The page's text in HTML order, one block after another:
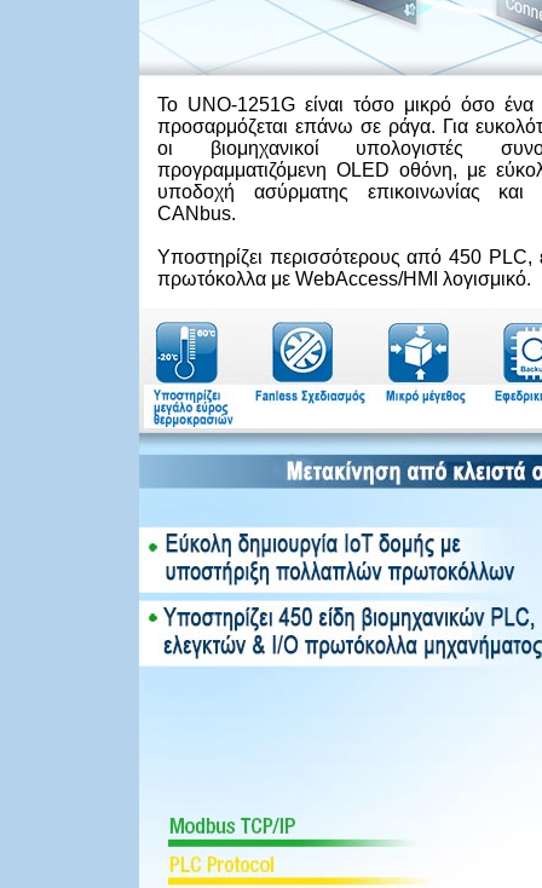
Το UNO-1251G είναι τόσο μικρό όσο
προσαρμόζεται επάνω σε ράγα. Για
οι βιομηχανικοί υπολογιστές
προγραμματιζόμενη OLED οθόνη, με
υποδοχή ασύρματης επικοινωνίας και
CANbus.
Υποστηρίζει περισσότερους από 450 PLC,
πρωτόκολλα με WebAccess/HMI λογισμικό.